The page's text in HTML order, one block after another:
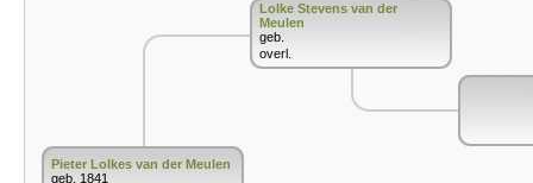
Pieter Lolkes van der Meulen
geb. 1841
Lolke Stevens van der
Meulen
geb.
overl.